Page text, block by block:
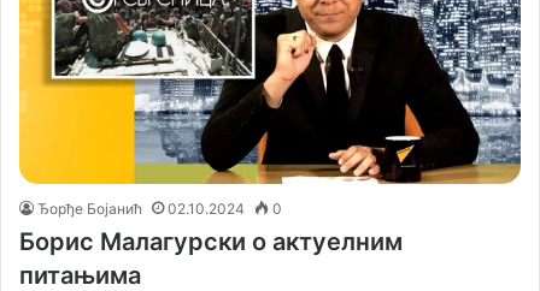
Ђорђе Бојанић 02.10.2024 0
Борис Малагурски о актуелним
питањима